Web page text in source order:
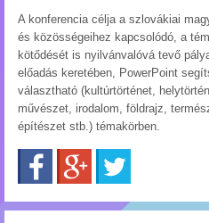
A konferencia célja a szlovákiai
és közösségeihez kapcsolódó, a
kötődését is nyilvánvalóvá tevő
előadás keretében, PowerPoint
választható (kultúrtörténet,
művészet, irodalom, földrajz,
építészet stb.) témakörben.
FacebookGoogle+